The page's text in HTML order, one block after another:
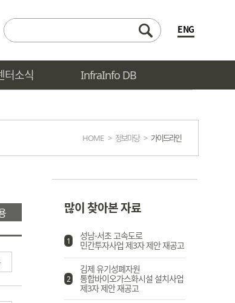
ENG
터소식 InfraInfo DB
HOME > 정보마당 > 가이드라인
많이 찾아본 자료
1
성남-서초 고속도로
민간투자사업 제3자 제안 재공고
2
김제 유기성폐자원
통합바이오가스화시설 설치사업
제3자 제안 재공고